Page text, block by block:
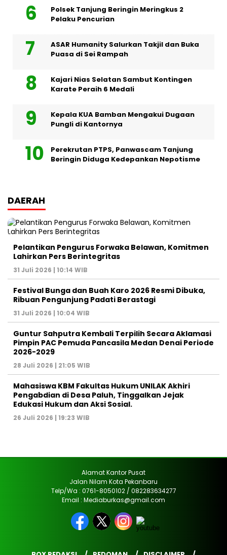
Polsek Tanjung Beringin Meringkus 2
Pelaku Pencurian
ASAR Humanity Salurkan Takjil dan Buka
Puasa di Sei Rampah
Kajari Nias Selatan Sambut Kontingen
Karate Peraih 6 Medali
Kepala KUA Bamban Mengakui Dugaan
Pungli di Kantornya
Perekrutan PTPS, Panwascam Tanjung
Beringin Diduga Kedepankan Nepotisme
DAERAH
Pelantikan Pengurus Forwaka Belawan, Komitmen
Lahirkan Pers Berintegritas
31 Juli 2026 | 10:14 WIB
Festival Bunga dan Buah Karo 2026 Resmi Dibuka,
Ribuan Pengunjung Padati Berastagi
31 Juli 2026 | 10:04 WIB
Guntur Sahputra Kembali Terpilih Secara Aklamasi
Pimpin PAC Pemuda Pancasila Medan Denai Periode
2026-2029
28 Juli 2026 | 21:05 WIB
Mahasiswa KBM Fakultas Hukum UNILAK Akhiri
Pengabdian di Desa Paluh, Tinggalkan Jejak
Edukasi Hukum dan Aksi Sosial.
26 Juli 2026 | 19:23 WIB
Alamat Kantor Pusat
Jalan Nilam Kota Pekanbaru
Telp/Wa : 0761-8050102 / 082283634277
Email : Mediaburkas@gmail.com